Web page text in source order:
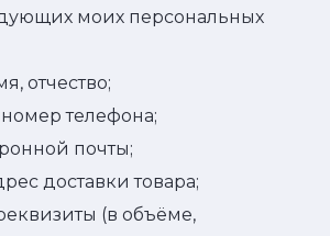
моих персональных
отчество;
телефона;
почты;
доставки товара;
(в объёме,